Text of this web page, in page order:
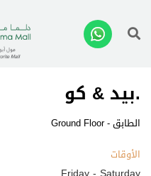
.بيد & كو
الطابق - Ground Floor
الأوقات